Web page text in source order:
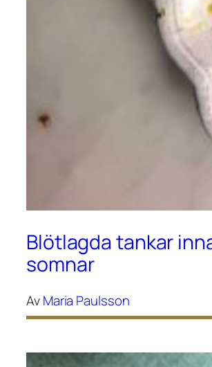
Blötlagda tankar
somnar
AvMaria Paulsson